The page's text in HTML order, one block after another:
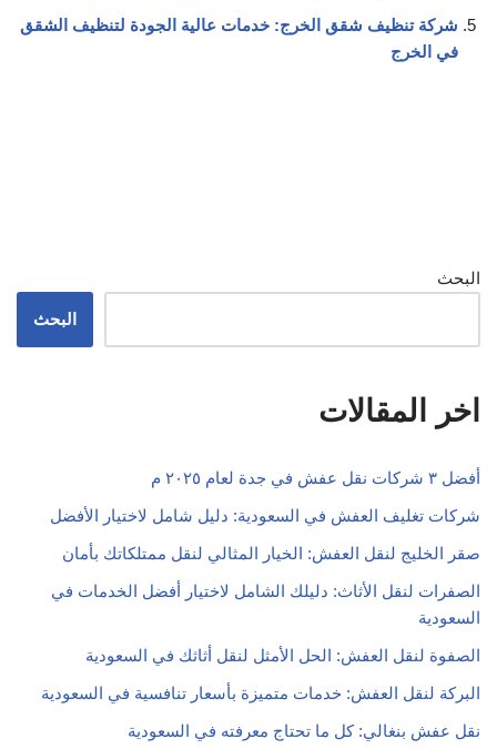
شركة تنظيف شقق الخرج: خدمات عالية الجودة لتنظيف الشقق
في الخرج
البحث
البحث
اخر المقالات
أفضل ٣ شركات نقل عفش في جدة لعام ٢٠٢٥ م
شركات تغليف العفش في السعودية: دليل شامل لاختيار الأفضل
صقر الخليج لنقل العفش: الخيار المثالي لنقل ممتلكاتك بأمان
الصفرات لنقل الأثاث: دليلك الشامل لاختيار أفضل الخدمات في
السعودية
الصفوة لنقل العفش: الحل الأمثل لنقل أثاثك في السعودية
البركة لنقل العفش: خدمات متميزة بأسعار تنافسية في السعودية
نقل عفش بنغالي: كل ما تحتاج معرفته في السعودية